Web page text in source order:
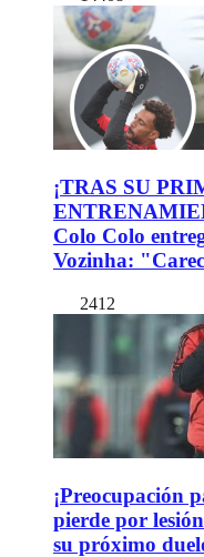
¡TRAS SU
Colo Colo
Vozinha:
2412
¡Preocupación
pierde por
su próximo